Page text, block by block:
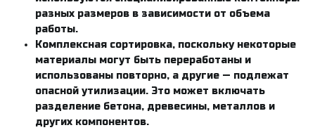
разных размеров в зависимости от объема
работы.
Комплексная сортировка, поскольку некоторые
материалы могут быть переработаны и
использованы повторно, а другие — подлежат
опасной утилизации. Это может включать
разделение бетона, древесины, металлов и
других компонентов.